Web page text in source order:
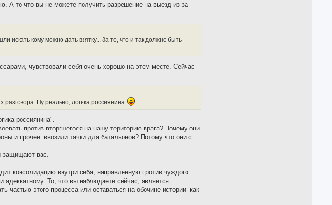
А то что вы не можете получить разрешение на выезд из-за
искать кому можно дать взятку... За то, что и так должно быть
чувствовали себя очень хорошо на этом месте. Сейчас
разговора. Ну реально, логика россиянина.
россиянина".
против вторгшегося на нашу територию врага? Почему они
и прочее, ввозили тачки для батальонов? Потому что они с
защищают вас.
консолидацию внутри себя, направленную против чуждого
адекватному. То, что вы наблюдаете сейчас, является
этого процесса или оставаться на обочине истории, как